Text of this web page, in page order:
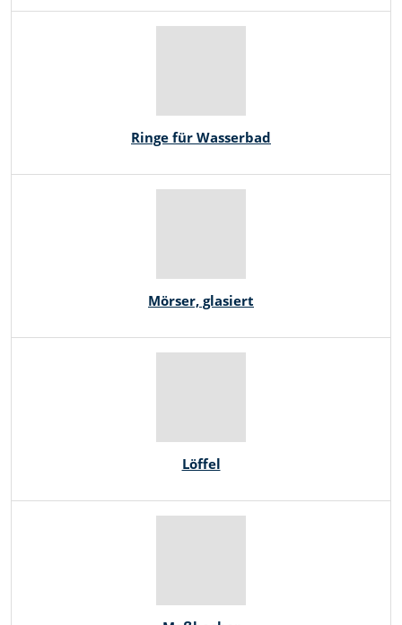
Ringe für Wasserbad
Mörser, glasiert
Löffel